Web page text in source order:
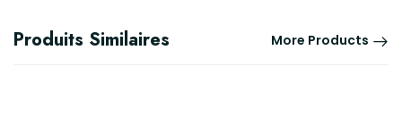
Produits Similaires More Products